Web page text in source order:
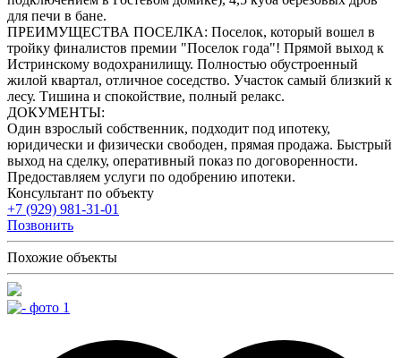
для печи в бане.
ПРЕИМУЩЕСТВА ПОСЕЛКА: Поселок, который вошел в
тройку финалистов премии "Поселок года"! Прямой выход к
Истринскому водохранилищу. Полностью обустроенный
жилой квартал, отличное соседство. Участок самый близкий к
лесу. Тишина и спокойствие, полный релакс.
ДОКУМЕНТЫ:
Один взрослый собственник, подходит под ипотеку,
юридически и физически свободен, прямая продажа. Быстрый
выход на сделку, оперативный показ по договоренности.
Предоставляем услуги по одобрению ипотеки.
Консультант по объекту
+7 (929) 981-31-01
Позвонить
Похожие объекты